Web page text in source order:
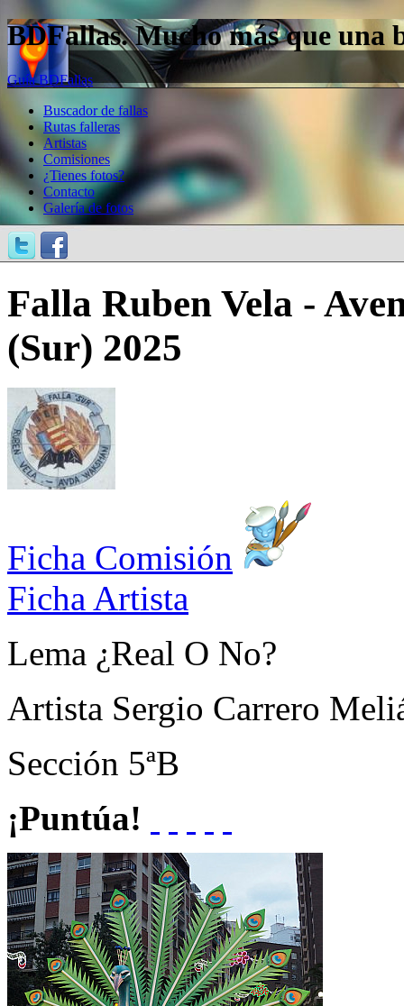
BDFallas. Mucho más que una
Guía BDFallas
Buscador de fallas
Rutas falleras
Artistas
Comisiones
¿Tienes fotos?
Contacto
Galería de fotos
Falla Ruben Vela -
(Sur) 2025
Ficha Comisión
Ficha Artista
Lema ¿Real O No?
Artista Sergio Carrero
Sección 5ªB
¡Puntúa!